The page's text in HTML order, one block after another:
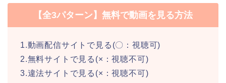
【全3パターン】無料で動画を見る方法
1.動画配信サイトで見る(〇：視聴可)
2.無料サイトで見る(×：視聴不可)
3.違法サイトで見る(×：視聴不可)